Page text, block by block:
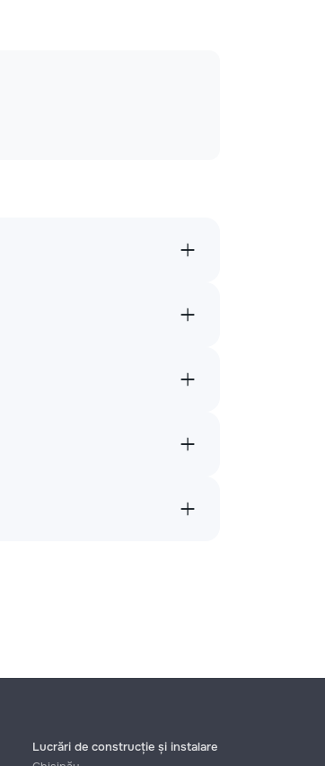
Lucrări de construcție și instalare